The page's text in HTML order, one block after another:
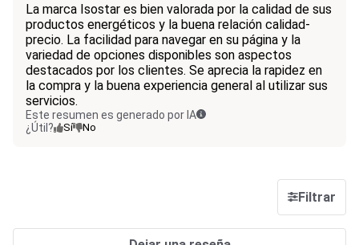
La marca Isostar es bien valorada por la calidad de sus
productos energéticos y la buena relación calidad-
precio. La facilidad para navegar en su página y la
variedad de opciones disponibles son aspectos
destacados por los clientes. Se aprecia la rapidez en
la compra y la buena experiencia general al utilizar sus
servicios.
Este resumen es generado por IA
¿Útil?
Sí No
Filtrar